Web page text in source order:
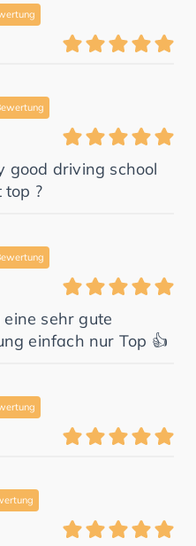
good driving school
top ?
sehr gute
einfach nur Top 👍